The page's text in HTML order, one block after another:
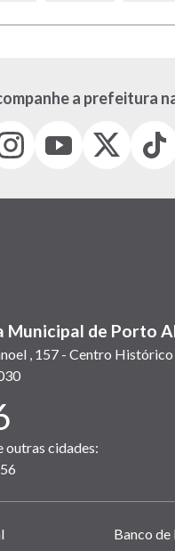
a prefeitura
(link
em
(Antigo
(link
Tiktok
(link
em
Municipal de Porto
, 157 - Centro Histórico
outras cidades:
Banco de